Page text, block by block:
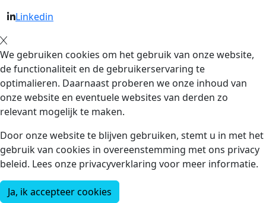
Linkedin
We gebruiken cookies om het gebruik van onze website,
de functionaliteit en de gebruikerservaring te
optimalieren. Daarnaast proberen we onze inhoud van
onze website en eventuele websites van derden zo
relevant mogelijk te maken.
Door onze website te blijven gebruiken, stemt u in met het
gebruik van cookies in overeenstemming met ons privacy
beleid. Lees onze privacyverklaring voor meer informatie.
Ja, ik accepteer cookies